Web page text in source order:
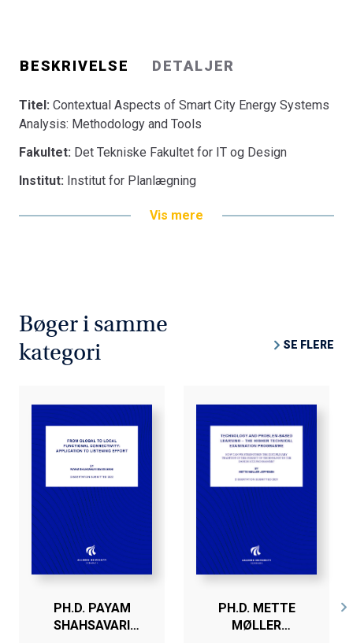
BESKRIVELSE DETALJER
Titel: Contextual Aspects of Smart City Energy Systems
Analysis: Methodology and Tools
Fakultet: Det Tekniske Fakultet for IT og Design
Institut: Institut for Planlægning
Vis mere
Bøger i samme
kategori
SE FLERE
PH.D. PAYAM
SHAHSAVARI
PH.D. METTE
MØLLER